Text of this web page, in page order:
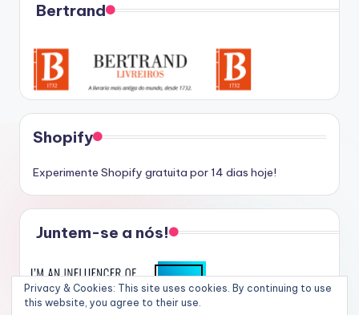
Bertrand
Shopify
Experimente Shopify gratuita por 14 dias hoje!
Juntem-se a nós!
Privacy & Cookies: This site uses cookies. By continuing to use
this website, you agree to their use.